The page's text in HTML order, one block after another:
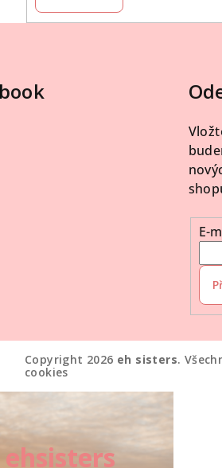
E-
Copyright 2026 eh sisters.
cookies
ehsisters